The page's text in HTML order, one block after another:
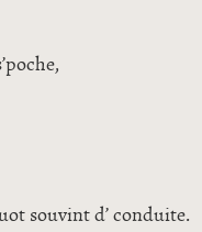
souvint d’ conduite.